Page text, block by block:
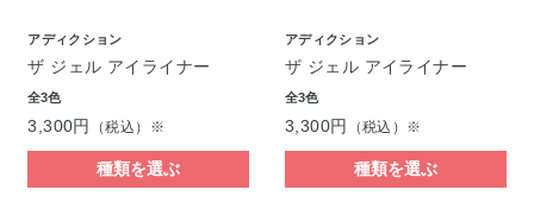
アディクション
ザ ジェル アイライナー
全3色
3,300円 （税込）※
種類を選ぶ
アディクション
ザ ジェル アイライナー
全3色
3,300円 （税込）※
種類を選ぶ